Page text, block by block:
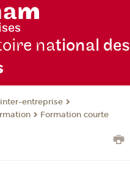
national des
entreprise
Formation courte